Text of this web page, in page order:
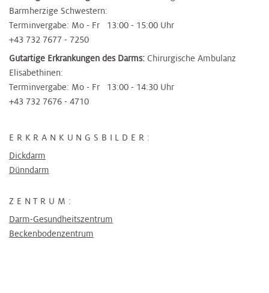
Barmherzige Schwestern:
Terminvergabe: Mo - Fr 13:00 - 15:00 Uhr
+43 732 7677 - 7250
Gutartige Erkrankungen des Darms: Chirurgische Ambulanz
Elisabethinen:
Terminvergabe: Mo - Fr 13:00 - 14:30 Uhr
+43 732 7676 - 4710
ERKRANKUNGSBILDER:
Dickdarm
Dünndarm
ZENTRUM:
Darm-Gesundheitszentrum
Beckenbodenzentrum